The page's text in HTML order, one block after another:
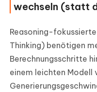
wechseln (statt
Reasoning-
Thinking) benötigen
Berechnungsschritte
einem leichten Modell